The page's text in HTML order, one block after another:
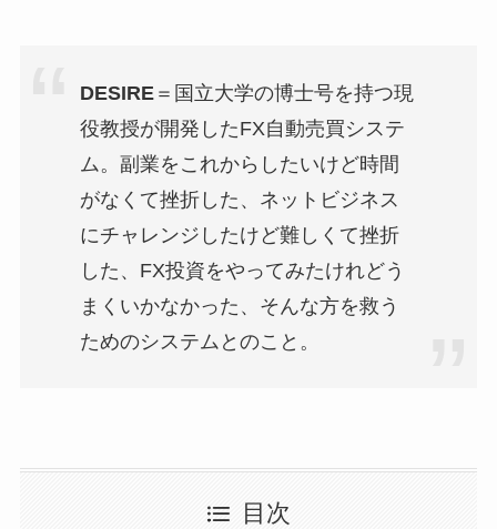
DESIRE＝国立大学の博士号を持つ現
役教授が開発したFX自動売買システ
ム。副業をこれからしたいけど時間
がなくて挫折した、ネットビジネス
にチャレンジしたけど難しくて挫折
した、FX投資をやってみたけれどう
まくいかなかった、そんな方を救う
ためのシステムとのこと。
目次